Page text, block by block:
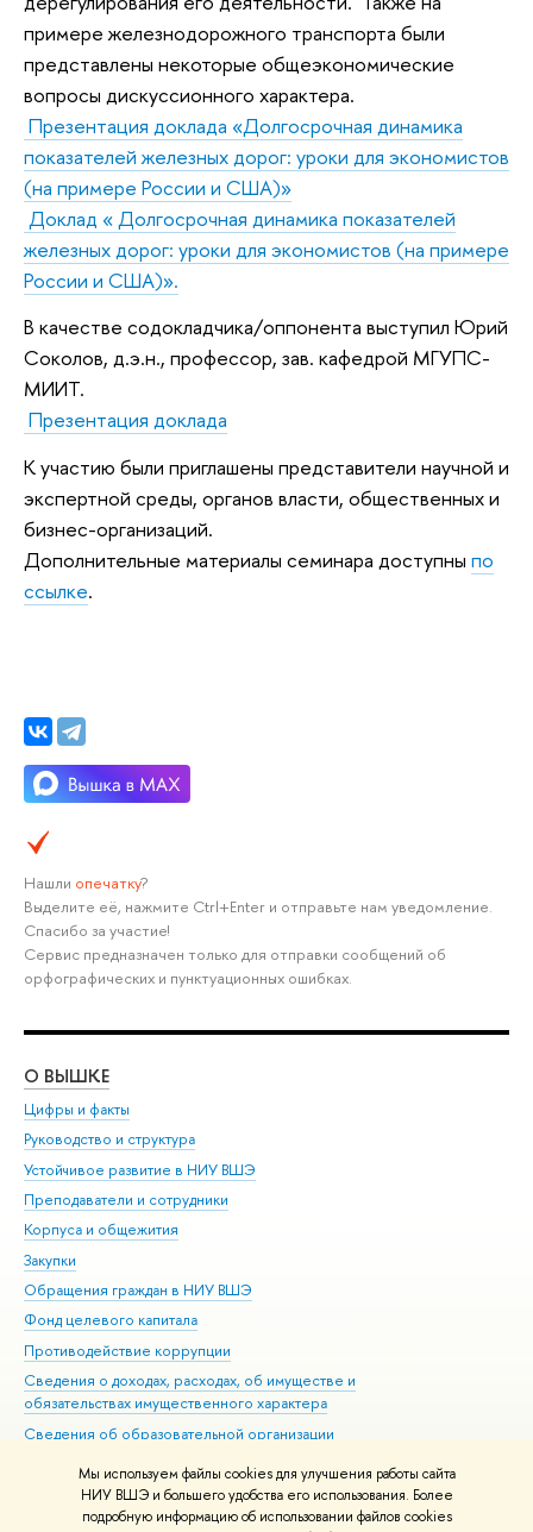
Мы используем файлы cookies для улучшения работы сайта
НИУ ВШЭ и большего удобства его использования. Более
подробную информацию об использовании файлов cookies
примере железнодорожного транспорта были
представлены некоторые общеэкономические
вопросы дискуссионного характера.
Презентация доклада «Долгосрочная динамика
показателей железных дорог: уроки для экономистов
(на примере России и США)»
Доклад « Долгосрочная динамика показателей
железных дорог: уроки для экономистов (на примере
России и США)».
В качестве содокладчика/оппонента выступил Юрий
Соколов, д.э.н., профессор, зав. кафедрой МГУПС-
МИИТ.
Презентация доклада
К участию были приглашены представители научной и
экспертной среды, органов власти, общественных и
бизнес-организаций.
Дополнительные материалы семинара доступны по
ссылке.
Нашли опечатку?
Выделите её, нажмите Ctrl+Enter и отправьте нам уведомление.
Спасибо за участие!
Сервис предназначен только для отправки сообщений об
орфографических и пунктуационных ошибках.
О ВЫШКЕ
Цифры и факты
Руководство и структура
Устойчивое развитие в НИУ ВШЭ
Преподаватели и сотрудники
Корпуса и общежития
Закупки
Обращения граждан в НИУ ВШЭ
Фонд целевого капитала
Противодействие коррупции
Сведения о доходах, расходах, об имуществе и
обязательствах имущественного характера
Сведения об образовательной организации
Людям с ограниченными возможностями здоровья
Единая платежная страница
Работа в Вышке